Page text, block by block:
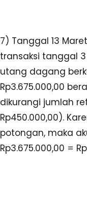
7) Tanggal 13
transaksi tanggal
utang dagang
Rp3.675.000,00
dikurangi jumlah
Rp450.000,00).
potongan, maka
Rp3.675.000,00 =